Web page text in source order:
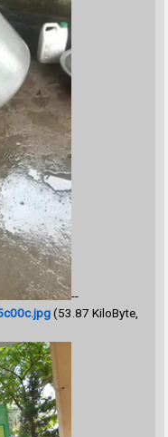
--
(53.87 KiloByte,